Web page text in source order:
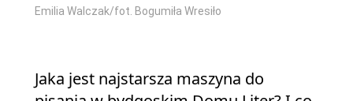
Emilia Walczak/fot. Bogumiła Wresiło
Jaka jest najstarsza maszyna do